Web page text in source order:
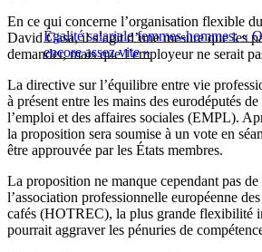
Égalité salariale femmes-hommes: «
encore assez vite »
En ce qui concerne l’organisation flexible
David Casa, il s’agit d’une mesure que les
demander, mais que l’employeur ne serait
La directive sur l’équilibre entre vie
à présent entre les mains des eurodéputés
l’emploi et des affaires sociales (EMPL).
la proposition sera soumise à un vote en
être approuvée par les États membres.
La proposition ne manque cependant pas de
l’association professionnelle européenne
cafés (HOTREC), la plus grande flexibilité
pourrait aggraver les pénuries de